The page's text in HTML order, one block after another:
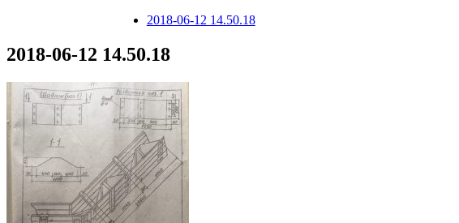
2018-06-12 14.50.18
2018-06-12 14.50.18